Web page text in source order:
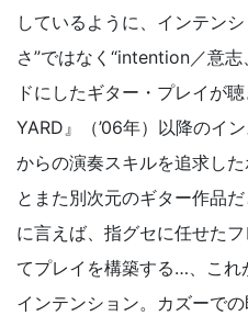
しているように、インテン
さ”ではなく“intention／意
ドにしたギター・プレイが
YARD』（’06年）以降のイ
からの演奏スキルを追求し
とまた別次元のギター作品
に言えば、指グセに任せた
てプレイを構築する…、こ
インテンション。カズーで